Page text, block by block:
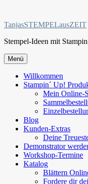
springen
TanjasSTEMPELausZEIT
Stempel-Ideen mit
Menü
Willkommen
Stampin´ Up!
Mein Online-
Blog
Kunden-Extras
Deine
Demonstrator
Workshop-Termine
Katalog
Blättern
Fordere dir